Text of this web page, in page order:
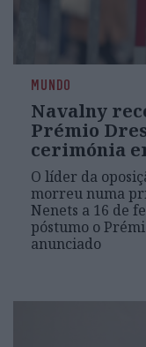
MUNDO
Navalny
Prémio
cerimónia
O líder da
morreu numa
Nenets a 16 de
póstumo o
anunciado